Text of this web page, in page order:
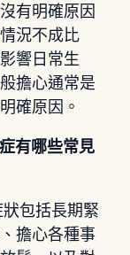
有明確原因
況不成比
響日常生
擔心通常是
確原因。
有哪些常見
包括長期緊
擔心各種事